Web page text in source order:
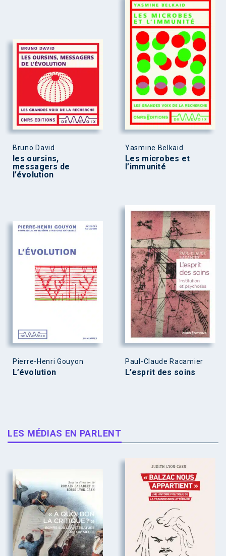
Bruno David
les oursins,
messagers de
l’évolution
Yasmine Belkaid
Les microbes et
l’immunité
Pierre-Henri Gouyon
L’évolution
Paul-Claude Racamier
L’esprit des soins
LES MÉDIAS EN PARLENT